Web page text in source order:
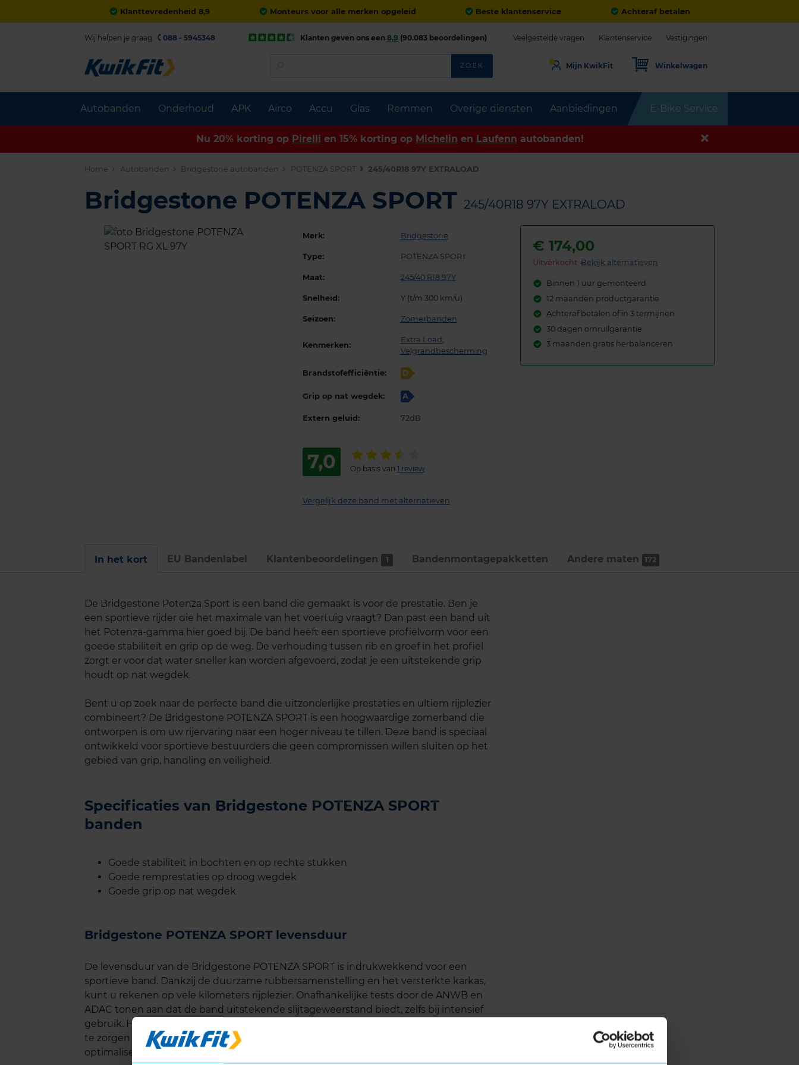
Klanttevredenheid 8,9 Monteurs voor alle merken opgeleid Beste klantenservice Achteraf betalen
Autobanden Onderhoud APK Airco Accu Glas Remmen Overige diensten Aanbiedingen E-Bike Service
Wij helpen je graag. 088 - 5945348 Klanten geven ons een 8,9 (90.083 beoordelingen) Veelgestelde vragen Klantenservice Vestigingen
ZOEK Mijn KwikFit Winkelwagen
Nu 20% korting op Pirelli en 15% korting op Michelin en Laufenn autobanden!
Home Autobanden Bridgestone autobanden POTENZA SPORT 245/40R18 97Y EXTRALOAD
Bridgestone POTENZA SPORT 245/40R18 97Y EXTRALOAD
Merk: Bridgestone
Type: POTENZA SPORT
Maat: 245/40 R18 97Y
Snelheid: Y (t/m 300 km/u)
Seizoen: Zomerbanden
Kenmerken:
Extra Load ,
Velgrandbescherming
Brandstofefficiëntie: D
Grip op nat wegdek: A
Extern geluid: 72dB
7,0 Op basis van 1 review
Vergelijk deze band met alternatieven
€174,00
Uitverkocht: Bekijk alternatieven
Binnen 1 uur gemonteerd
12 maanden productgarantie
Achteraf betalen of in 3 termijnen
30 dagen omruilgarantie
3 maanden gratis herbalanceren
In het kort EU Bandenlabel Klantenbeoordelingen 1 Bandenmontage­pakketten Andere maten 172
De Bridgestone Potenza Sport is een band die gemaakt is voor de prestatie. Ben je
een sportieve rijder die het maximale van het voertuig vraagt? Dan past een band uit
het Potenza-gamma hier goed bij. De band heeft een sportieve profielvorm voor een
goede stabiliteit en grip op de weg. De verhouding tussen rib en groef in het profiel
zorgt er voor dat water sneller kan worden afgevoerd, zodat je een uitstekende grip
houdt op nat wegdek.
Bent u op zoek naar de perfecte band die uitzonderlijke prestaties en ultiem rijplezier
combineert? De Bridgestone POTENZA SPORT is een hoogwaardige zomerband die
ontworpen is om uw rijervaring naar een hoger niveau te tillen. Deze band is speciaal
ontwikkeld voor sportieve bestuurders die geen compromissen willen sluiten op het
gebied van grip, handling en veiligheid.
Specificaties van Bridgestone POTENZA SPORT
banden
Goede stabiliteit in bochten en op rechte stukken
Goede remprestaties op droog wegdek
Goede grip op nat wegdek
Bridgestone POTENZA SPORT levensduur
De levensduur van de Bridgestone POTENZA SPORT is indrukwekkend voor een
sportieve band. Dankzij de duurzame rubbersamenstelling en het versterkte karkas,
kunt u rekenen op vele kilometers rijplezier. Onafhankelijke tests door de ANWB en
ADAC tonen aan dat de band uitstekende slijtageweerstand biedt, zelfs bij intensief
gebruik. Het is echter belangrijk om regelmatig de bandenspanning te controleren en
te zorgen voor een correcte uitlijning van de wielen om de levensduur te
optimaliseren.